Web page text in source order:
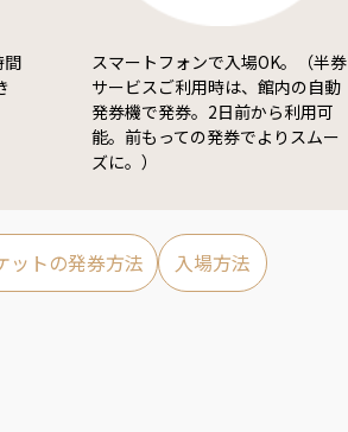
間
スマートフォンで入場OK。（半券
サービスご利用時は、館内の自動
発券機で発券。2日前から利用可
能。前もっての発券でよりスムー
ズに。）
ットの発券方法 入場方法